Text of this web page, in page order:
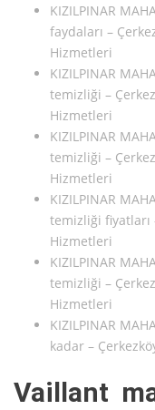
KIZILPINAR
faydaları –
Hizmetleri
KIZILPINAR
temizliği –
Hizmetleri
KIZILPINAR
temizliği –
Hizmetleri
KIZILPINAR
temizliği fiyatları
Hizmetleri
KIZILPINAR
temizliği –
Hizmetleri
KIZILPINAR
kadar –
Vaillant